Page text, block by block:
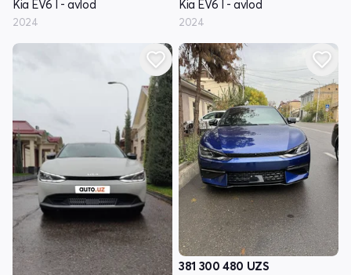
Kia EV6 I - avlod
2024
Kia EV6 I - avlod
2024
381 300 480 UZS